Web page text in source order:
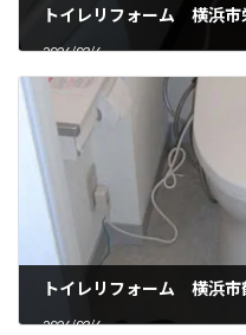
トイレリフォーム 横浜市
2026/03/6
トイレリフォーム 横浜市
2026/03/6